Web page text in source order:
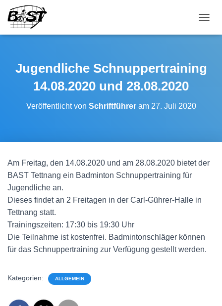
Jugendliche Schnuppertraining
14.08.2020 und 28.08.2020
Veröffentlicht von Schriftführeram 27. Juli 2020
Am Freitag, den 14.08.2020 und am 28.08.2020 bietet der
BAST Tettnang ein Badminton Schnuppertraining für
Jugendliche an.
Dieses findet an 2 Freitagen in der Carl-Gührer-Halle in
Tettnang statt.
Trainingszeiten: 17:30 bis 19:30 Uhr
Die Teilnahme ist kostenfrei. Badmintonschläger können
für das Schnuppertraining zur Verfügung gestellt werden.
Kategorien: ALLGEMEIN